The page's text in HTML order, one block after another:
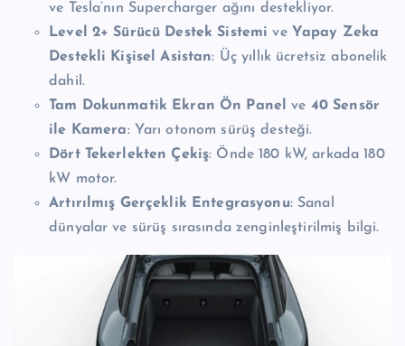
ve Tesla’nın Supercharger ağını destekliyor.
Level 2+ Sürücü Destek Sistemi ve Yapay Zeka
Destekli Kişisel Asistan: Üç yıllık ücretsiz abonelik
dahil.
Tam Dokunmatik Ekran Ön Panel ve 40 Sensör
ile Kamera: Yarı otonom sürüş desteği.
Dört Tekerlekten Çekiş: Önde 180 kW, arkada 180
kW motor.
Artırılmış Gerçeklik Entegrasyonu: Sanal
dünyalar ve sürüş sırasında zenginleştirilmiş bilgi.